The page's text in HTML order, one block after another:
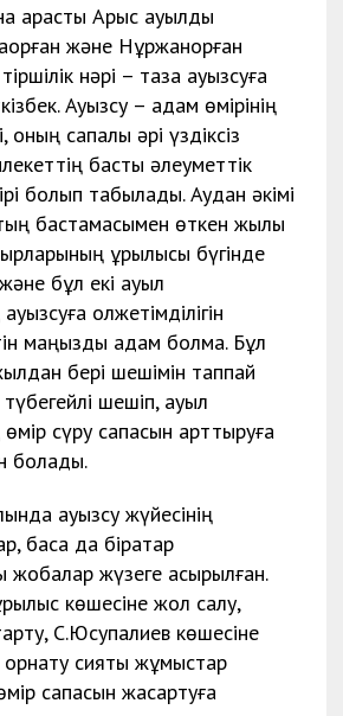
қарасты Арыс ауылдық
және Нұржанқорған
нәрі – таза ауызсуға
Ауызсу – адам өмірінің
оның сапалы әрі үздіксіз
басты әлеуметтік
болып табылады. Аудан әкімі
бастамасымен өткен жылы
құрылысы бүгінде
және бұл екі ауыл
қолжетімділігін
маңызды қадам болмақ. Бұл
бері шешімін таппай
шешіп, ауыл
сүру сапасын арттыруға
болады.
ауызсу жүйесінің
басқа да бірқатар
жобалар жүзеге асырылған.
көшесіне жол салу,
С.Юсупалиев көшесіне
сияқты жұмыстар
сапасын жақсартуға